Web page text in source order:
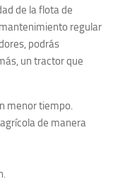
de la flota de
regular
podrás
un tractor que
menor tiempo.
de manera